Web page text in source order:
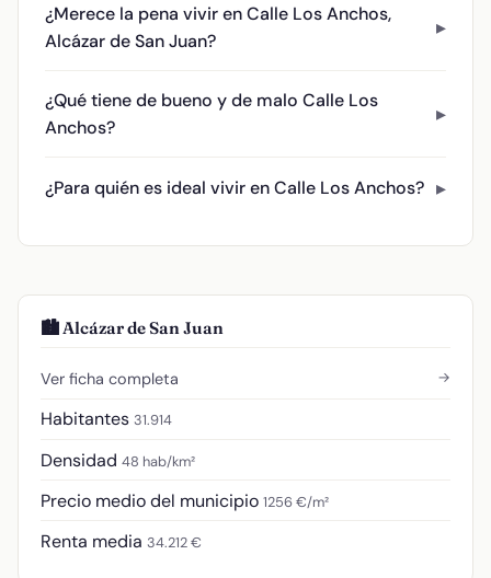
¿Merece la pena vivir en Calle Los Anchos,
Alcázar de San Juan?
¿Qué tiene de bueno y de malo Calle Los
Anchos?
¿Para quién es ideal vivir en Calle Los Anchos?
🏙️ Alcázar de San Juan
Ver ficha completa →
Habitantes 31.914
Densidad 48 hab/km²
Precio medio del municipio 1256 €/m²
Renta media 34.212 €